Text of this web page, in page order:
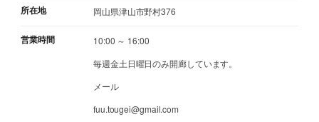
所在地 岡山県津山市野村376
営業時間
10:00 ～ 16:00
毎週金土日曜日のみ開廊しています。
メール
fuu.tougei@gmail.com